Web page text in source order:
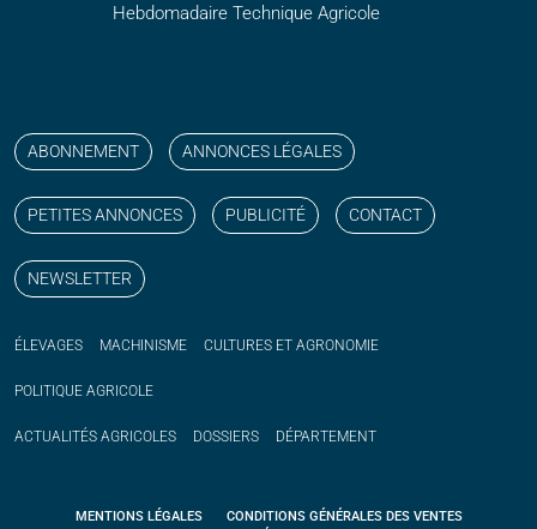
Hebdomadaire Technique Agricole
ABONNEMENT ANNONCES LÉGALES
PETITES ANNONCES PUBLICITÉ CONTACT
NEWSLETTER
ÉLEVAGES MACHINISME CULTURES ET AGRONOMIE
POLITIQUE AGRICOLE
ACTUALITÉS AGRICOLES DOSSIERS DÉPARTEMENT
MENTIONS LÉGALES
CONDITIONS GÉNÉRALES DES VENTES